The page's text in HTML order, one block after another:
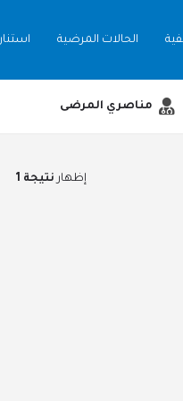
الحالات المرضية
مناصري المرضى
إظهار نتيجة 1